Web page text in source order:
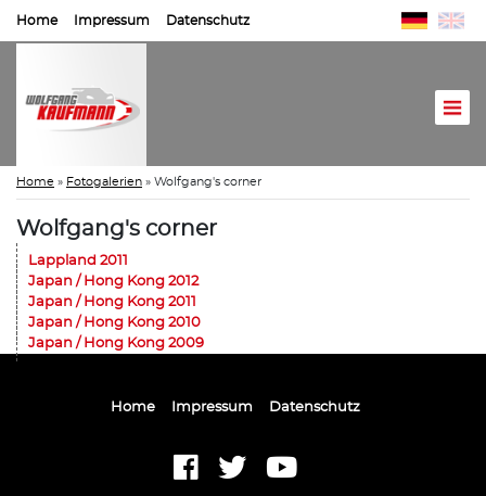
Home Impressum Datenschutz
Home » Fotogalerien » Wolfgang's corner
Wolfgang's corner
Lappland 2011
Japan / Hong Kong 2012
Japan / Hong Kong 2011
Japan / Hong Kong 2010
Japan / Hong Kong 2009
Home Impressum Datenschutz